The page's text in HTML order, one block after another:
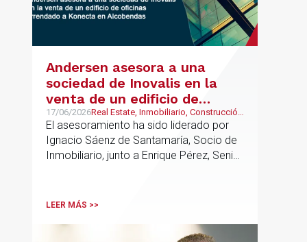
Andersen asesora a una
sociedad de Inovalis en la
venta de un edificio de
oficinas arrendado a Konecta
en Alcobendas
17/06/2026Real Estate, Inmobiliario, Construcción
y Urbanismo
El asesoramiento ha sido liderado por
Ignacio Sáenz de Santamaría, Socio de
Inmobiliario, junto a Enrique Pérez, Senior
LEER MÁS >>